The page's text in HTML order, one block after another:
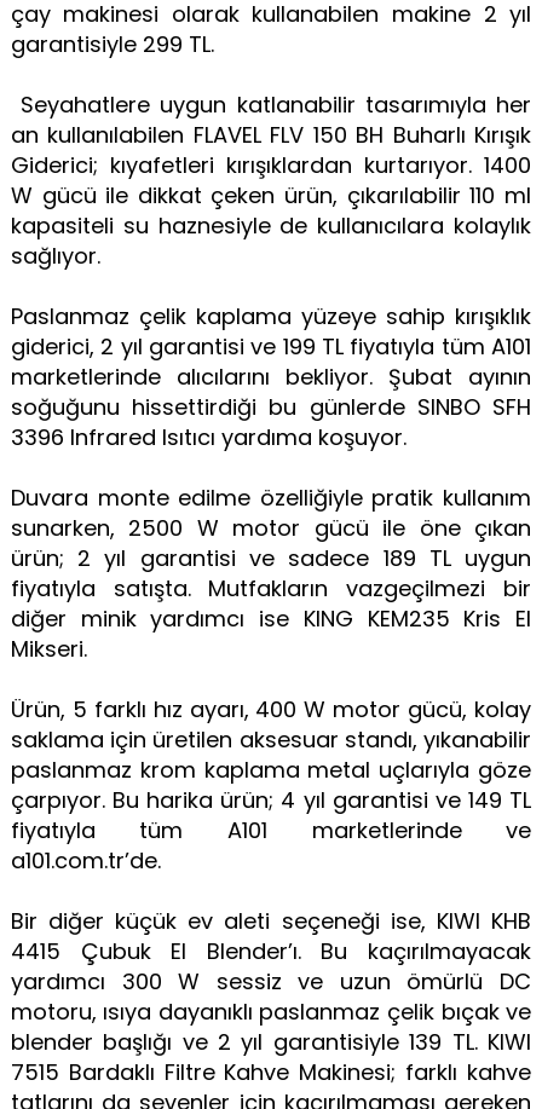
çay makinesi olarak kullanabilen makine 2 yıl
garantisiyle 299 TL.
Seyahatlere uygun katlanabilir tasarımıyla her
an kullanılabilen FLAVEL FLV 150 BH Buharlı Kırışık
Giderici; kıyafetleri kırışıklardan kurtarıyor. 1400
W gücü ile dikkat çeken ürün, çıkarılabilir 110 ml
kapasiteli su haznesiyle de kullanıcılara kolaylık
sağlıyor.
Paslanmaz çelik kaplama yüzeye sahip kırışıklık
giderici, 2 yıl garantisi ve 199 TL fiyatıyla tüm A101
marketlerinde alıcılarını bekliyor. Şubat ayının
soğuğunu hissettirdiği bu günlerde SINBO SFH
3396 Infrared Isıtıcı yardıma koşuyor.
Duvara monte edilme özelliğiyle pratik kullanım
sunarken, 2500 W motor gücü ile öne çıkan
ürün; 2 yıl garantisi ve sadece 189 TL uygun
fiyatıyla satışta. Mutfakların vazgeçilmezi bir
diğer minik yardımcı ise KING KEM235 Kris El
Mikseri.
Ürün, 5 farklı hız ayarı, 400 W motor gücü, kolay
saklama için üretilen aksesuar standı, yıkanabilir
paslanmaz krom kaplama metal uçlarıyla göze
çarpıyor. Bu harika ürün; 4 yıl garantisi ve 149 TL
fiyatıyla tüm A101 marketlerinde ve
a101.com.tr’de.
Bir diğer küçük ev aleti seçeneği ise, KIWI KHB
4415 Çubuk El Blender’ı. Bu kaçırılmayacak
yardımcı 300 W sessiz ve uzun ömürlü DC
motoru, ısıya dayanıklı paslanmaz çelik bıçak ve
blender başlığı ve 2 yıl garantisiyle 139 TL. KIWI
7515 Bardaklı Filtre Kahve Makinesi; farklı kahve
tatlarını da sevenler için kaçırılmaması gereken